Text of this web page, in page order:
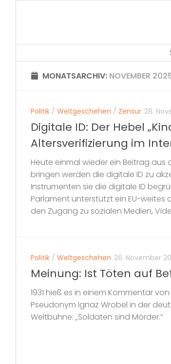
MONATSARCHIV: NOVEMBER
Politik / Weltgeschehen / Zensur 28.
Digitale ID: Der Hebel
Altersverifizierung im
Heute einmal wieder ein Beitrag aus
bringen werden die digitale ID zu
Instrumenten sie die digitale ID
Parlament unterstützt ein EU-weites
den Zugang zu sozialen Medien,
Politik / Weltgeschehen 26. November
Meinung: Ist Töten auf
1931 hieß es in einem Kommentar
Pseudonym Ignaz Wrobel in der
Weltbühne: „Soldaten sind Mörder.“